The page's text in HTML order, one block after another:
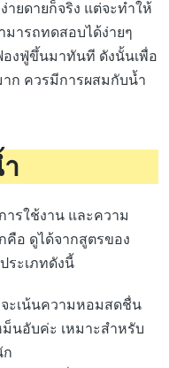
ยดายก็จริง แต่จะทำให้
มารถทดสอบได้ง่ายๆ
องฟู่ขึ้นมาทันที ดังนั้นเพื่อ
ก ควรมีการผสมกับน้ำ
ารใช้งาน และความ
คือ ดูได้จากสูตรของ
ระเภทดังนี้
ะเน้นความหอมสดชื่น
ม็นอับค่ะ เหมาะสำหรับ
ก